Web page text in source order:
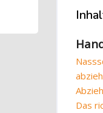
Das